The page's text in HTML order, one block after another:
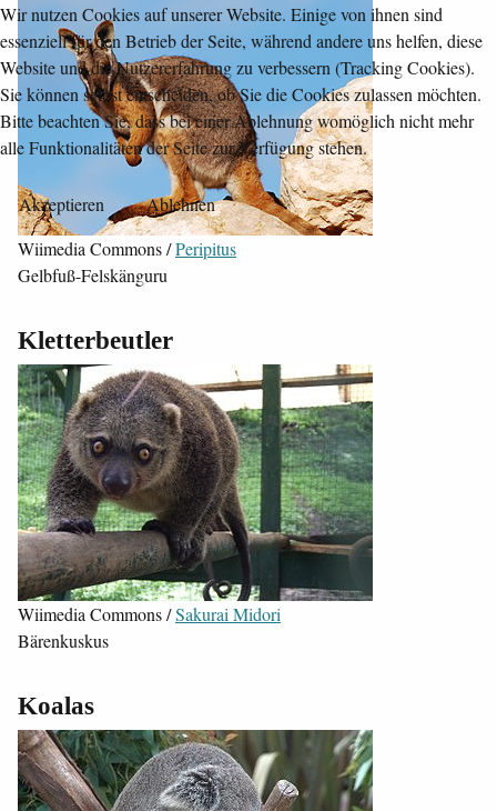
Wiimedia Commons /Peripitus
Gelbfuß-Felskänguru
Kletterbeutler
Wiimedia Commons /Sakurai Midori
Bärenkuskus
Koalas
Wir nutzen Cookies auf unserer Website. Einige von ihnen sind
essenziell für den Betrieb der Seite, während andere uns helfen, diese
Website und die Nutzererfahrung zu verbessern (Tracking Cookies).
Sie können selbst entscheiden, ob Sie die Cookies zulassen möchten.
Bitte beachten Sie, dass bei einer Ablehnung womöglich nicht mehr
alle Funktionalitäten der Seite zur Verfügung stehen.
Akzeptieren Ablehnen